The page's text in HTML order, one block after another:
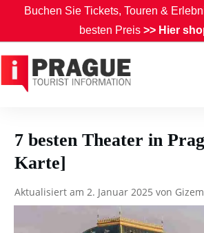
7 besten Theater in
Karte]
Aktualisiert am 2. Januar 2025 von Gizem
Buchen Sie Tickets, Touren &
besten Preis >> Hier